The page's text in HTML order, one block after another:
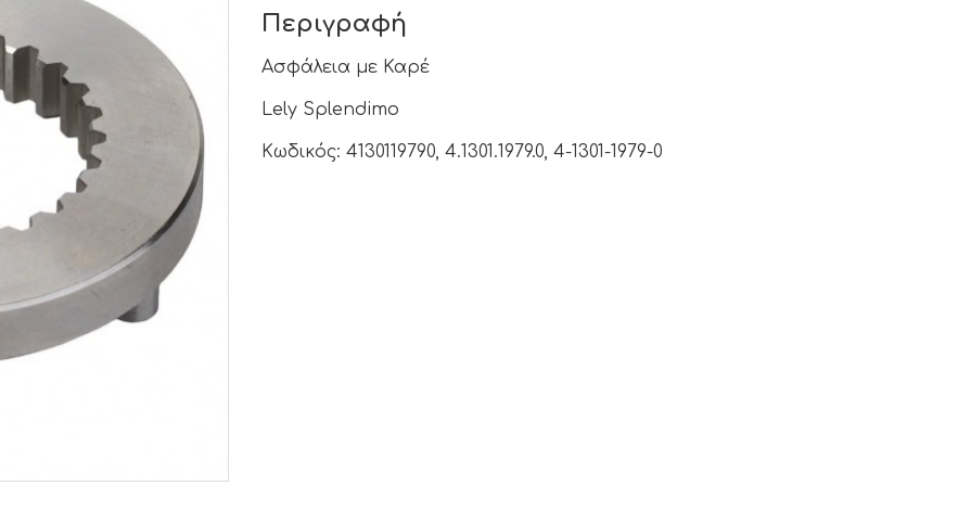
Περιγραφή
Ασφάλεια με Καρέ
Lely Splendimo
Κωδικός: 4130119790, 4.1301.1979.0, 4-1301-1979-0